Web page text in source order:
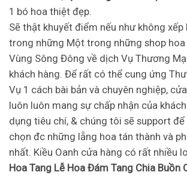
1 bó hoa thiệt đẹp.
Sẽ thật khuyết điểm nếu như không xếp
trong những Một trong những shop
Vùng Sông Đông về dịch Vụ Thương
khách hàng. Để rất có thể cung ứng
Vụ 1 cách bài bản và chuyên nghiệp,
luôn luôn mang sự chấp nhận của
dụng tiêu chí, & chúng tôi sẽ support
chọn đc những lẵng hoa tán thành và
nhất. Kiều Oanh cửa hàng có rất nhiều
Hoa Tang Lễ Hoa Đám Tang Chia Buồn